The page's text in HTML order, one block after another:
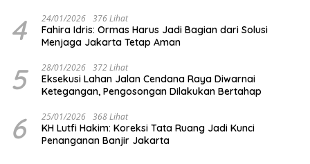
4 24/01/2026 376 Lihat
Fahira Idris: Ormas Harus Jadi Bagian dari Solusi
Menjaga Jakarta Tetap Aman
5 28/01/2026 372 Lihat
Eksekusi Lahan Jalan Cendana Raya Diwarnai
Ketegangan, Pengosongan Dilakukan Bertahap
6 25/01/2026 368 Lihat
KH Lutfi Hakim: Koreksi Tata Ruang Jadi Kunci
Penanganan Banjir Jakarta